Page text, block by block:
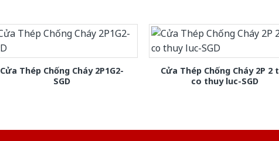
Cửa Thép Chống Cháy 2P1G2-
SGD
Cửa Thép Chống Cháy 2P 2
co thuy luc-SGD